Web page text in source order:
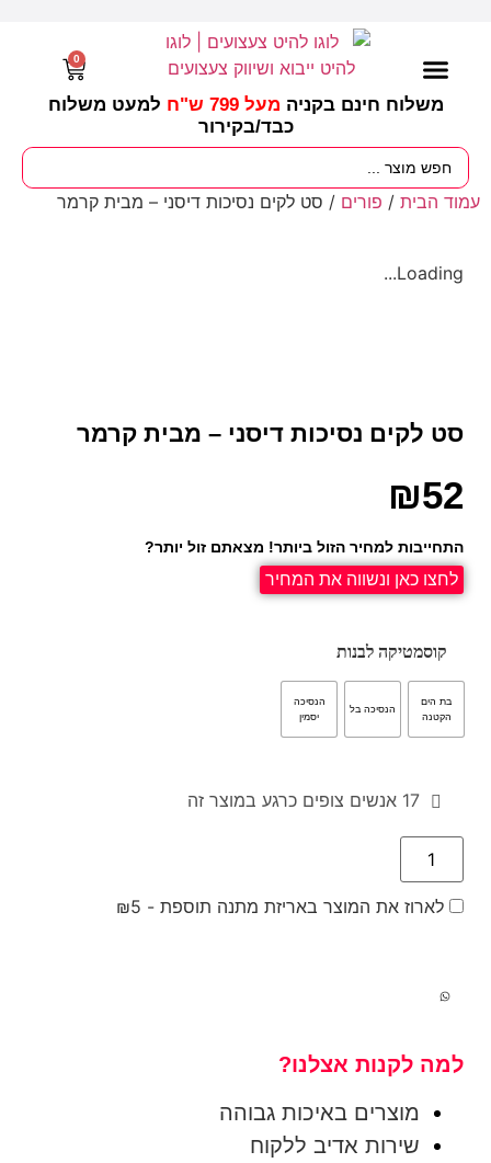
משלוח חינם בקניה מעל 799 ש"ח
למעט משלוח
כבד/בקירור
0
עמוד הבית / פורים / סט לקים נסיכות דיסני – מבית קרמר
Loading...
סט לקים נסיכות דיסני – מבית קרמר
₪52
התחייבות למחיר הזול ביותר! מצאתם זול יותר?
לחצו כאן ונשווה את המחיר
קוסמטיקה לבנות
בת הים
הקטנה
הנסיכה בל
הנסיכה
יסמין
17 אנשים צופים כרגע במוצר זה
לארוז את המוצר באריזת מתנה תוספת - ₪5
למה לקנות אצלנו?
מוצרים באיכות גבוהה
שירות אדיב ללקוח